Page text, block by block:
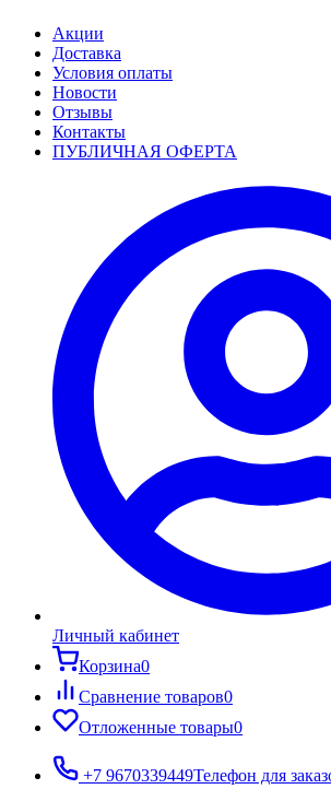
Акции
Доставка
Условия оплаты
Новости
Отзывы
Контакты
ПУБЛИЧНАЯ ОФЕРТА
Личный кабинет
Корзина0
Сравнение товаров0
Отложенные товары0
+7 9670339449Телефон для